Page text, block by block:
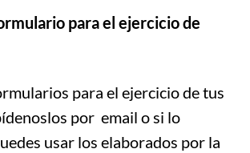
para el ejercicio de
para el ejercicio de tus
por email o si lo
usar los elaborados por la